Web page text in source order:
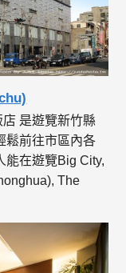
是遊覽新竹縣
鬆前往市區內各
能在遊覽Big City,
The